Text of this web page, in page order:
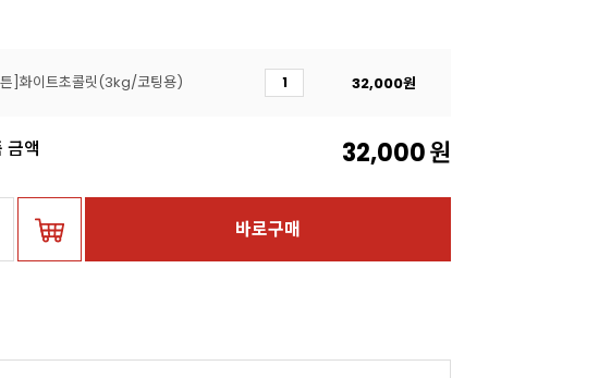
]화이트초콜릿(3kg/코팅용) 32,000원
금액 32,000원
바로구매